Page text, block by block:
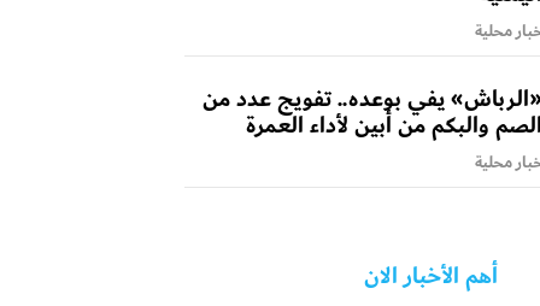
محلية
«الرباش» يفي بوعده.. تفويج عدد من
الصم والبكم من أبين لأداء العمرة
محلية
أهم الأخبار الان